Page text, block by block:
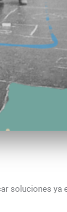
soluciones ya